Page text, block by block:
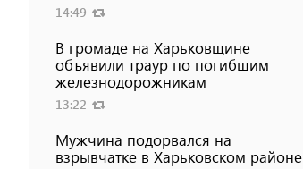
14:49
В громаде на Харьковщине
объявили траур по погибшим
железнодорожникам
13:22
Мужчина подорвался на
взрывчатке в Харьковском районе